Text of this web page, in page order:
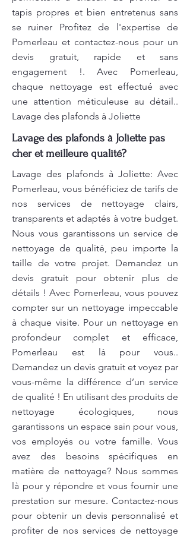
tapis propres et bien entretenus sans
se ruiner Profitez de l'expertise de
Pomerleau et contactez-nous pour un
devis gratuit, rapide et sans
engagement !. Avec Pomerleau,
chaque nettoyage est effectué avec
une attention méticuleuse au détail..
Lavage des plafonds à Joliette
Lavage des plafonds à Joliette pas
cher et meilleure qualité?
Lavage des plafonds à Joliette: Avec
Pomerleau, vous bénéficiez de tarifs de
nos services de nettoyage clairs,
transparents et adaptés à votre budget.
Nous vous garantissons un service de
nettoyage de qualité, peu importe la
taille de votre projet. Demandez un
devis gratuit pour obtenir plus de
détails ! Avec Pomerleau, vous pouvez
compter sur un nettoyage impeccable
à chaque visite. Pour un nettoyage en
profondeur complet et efficace,
Pomerleau est là pour vous..
Demandez un devis gratuit et voyez par
vous-même la différence d’un service
de qualité ! En utilisant des produits de
nettoyage écologiques, nous
garantissons un espace sain pour vous,
vos employés ou votre famille. Vous
avez des besoins spécifiques en
matière de nettoyage? Nous sommes
là pour y répondre et vous fournir une
prestation sur mesure. Contactez-nous
pour obtenir un devis personnalisé et
profiter de nos services de nettoyage